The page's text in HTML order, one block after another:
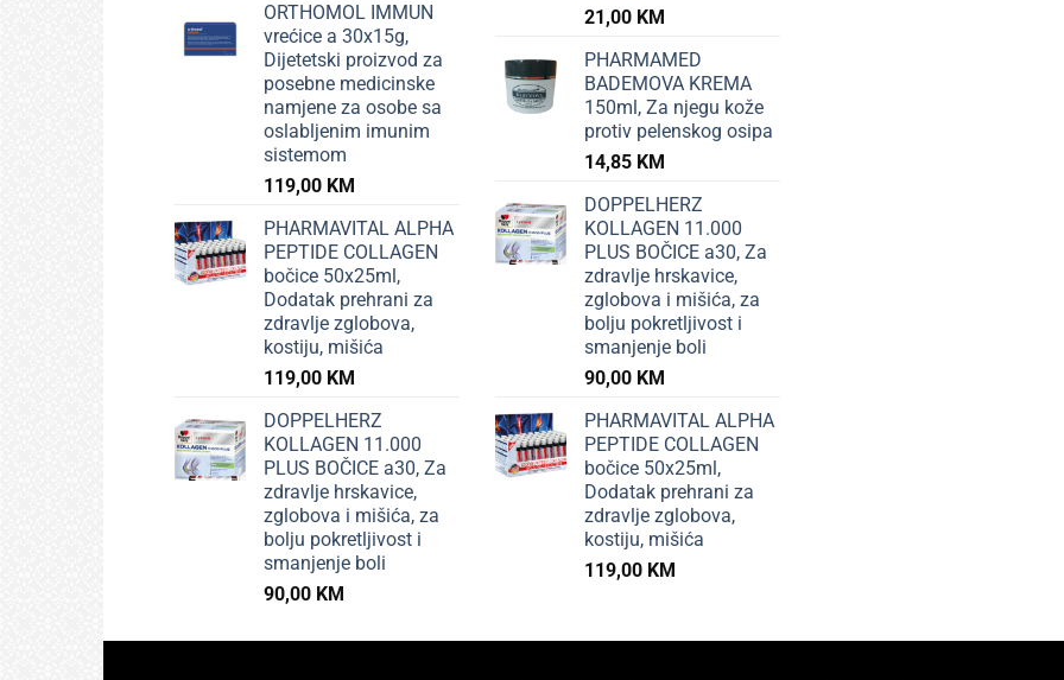
ORTHOMOL IMMUN
vrećice a 30x15g,
Dijetetski proizvod za
posebne medicinske
namjene za osobe sa
oslabljenim imunim
sistemom
119,00 KM
PHARMAVITAL ALPHA
PEPTIDE COLLAGEN
bočice 50x25ml,
Dodatak prehrani za
zdravlje zglobova,
kostiju, mišića
119,00 KM
DOPPELHERZ
KOLLAGEN 11.000
PLUS BOČICE a30, Za
zdravlje hrskavice,
zglobova i mišića, za
bolju pokretljivost i
smanjenje boli
90,00 KM
21,00 KM
PHARMAMED
BADEMOVA KREMA
150ml, Za njegu kože
protiv pelenskog osipa
14,85 KM
DOPPELHERZ
KOLLAGEN 11.000
PLUS BOČICE a30, Za
zdravlje hrskavice,
zglobova i mišića, za
bolju pokretljivost i
smanjenje boli
90,00 KM
PHARMAVITAL ALPHA
PEPTIDE COLLAGEN
bočice 50x25ml,
Dodatak prehrani za
zdravlje zglobova,
kostiju, mišića
119,00 KM